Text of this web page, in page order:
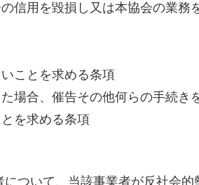
用を毀損し又は本協会の業務
ことを求める条項
場合、催告その他何らの手続き
を求める条項
ついて、当該事業者が反社会的